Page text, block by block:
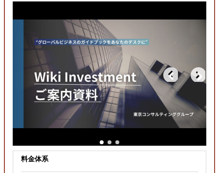
どの国に進出するべきか決めたい
自社商材の現地でのニーズを知りたい
許認可や規制調査など輸出／販売の準備をしたい
料金体系